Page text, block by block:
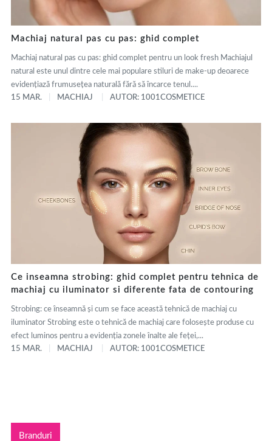
Machiaj natural pas cu pas: ghid complet
Machiaj natural pas cu pas: ghid complet pentru un look fresh Machiajul
natural este unul dintre cele mai populare stiluri de make-up deoarece
evidențiază frumusețea naturală fără să încarce tenul....
15 MAR.
MACHIAJ AUTOR: 1001COSMETICE
Ce inseamna strobing: ghid complet pentru tehnica de
machiaj cu iluminator si diferente fata de contouring
Strobing: ce înseamnă și cum se face această tehnică de machiaj cu
iluminator Strobing este o tehnică de machiaj care folosește produse cu
efect luminos pentru a evidenția zonele înalte ale feței,...
15 MAR.
MACHIAJ AUTOR: 1001COSMETICE
Branduri